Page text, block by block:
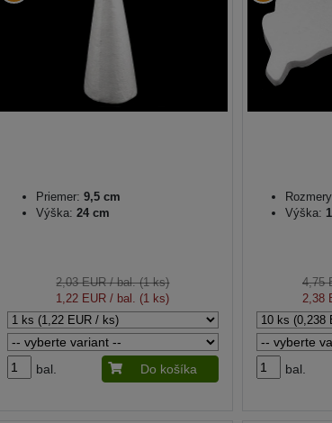
Priemer: 9,5 cm
Výška: 24 cm
2,03 EUR/ bal. (1 ks)
1,22 EUR / bal. (1 ks)
bal. Do košíka
Výška:
4,75
2,38
bal.